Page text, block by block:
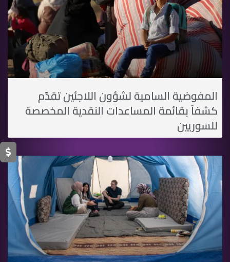
المفوضية السامية لشؤون اللاجئين تقدّم
كشفاً بقائمة المساعدات النقدية المخصصة
للسوريين